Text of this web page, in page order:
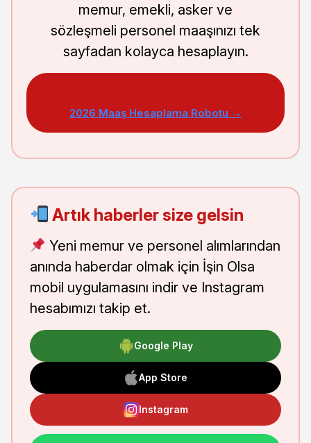
memur, emekli, asker ve
sözleşmeli personel maaşınızı tek
sayfadan kolayca hesaplayın.
2026 Maaş Hesaplama Robotu →
Artık haberler size gelsin
Yeni memur ve personel alımlarından
anında haberdar olmak için İşin Olsa
mobil uygulamasını indir ve Instagram
hesabımızı takip et.
Google Play
App Store
Instagram